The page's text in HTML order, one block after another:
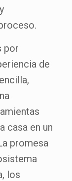
por
de
casa en un
promesa
los